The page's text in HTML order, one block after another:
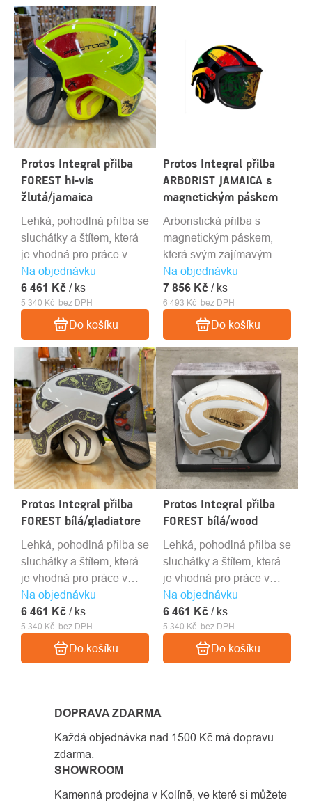
Protos Integral přilba
FOREST hi-vis
žlutá/jamaica
Na objednávku
5 340 Kč bez DPH
6 461 Kč / ks
Do košíku
Lehká, pohodlná přilba se
sluchátky a štítem, která
je vhodná pro práce v
lese a práce s motorovou
pilou.
Protos Integral přilba
ARBORIST JAMAICA s
magnetickým páskem
Na objednávku
6 493 Kč bez DPH
7 856 Kč / ks
Do košíku
Arboristická přilba s
magnetickým páskem,
která svým zajímavým
designem v barvách
"jamajky" nadchne
nejednoho arboristu.
Protos Integral přilba
FOREST bílá/gladiatore
Na objednávku
5 340 Kč bez DPH
6 461 Kč / ks
Do košíku
Lehká, pohodlná přilba se
sluchátky a štítem, která
je vhodná pro práce v
lese a práce s motorovou
pilou.
Protos Integral přilba
FOREST bílá/wood
Na objednávku
5 340 Kč bez DPH
6 461 Kč / ks
Do košíku
Lehká, pohodlná přilba se
sluchátky a štítem, která
je vhodná pro práce v
lese a práce s motorovou
pilou.
DOPRAVA ZDARMA
Každá objednávka nad 1500 Kč má dopravu
zdarma.
SHOWROOM
Kamenná prodejna v Kolíně, ve které si můžete